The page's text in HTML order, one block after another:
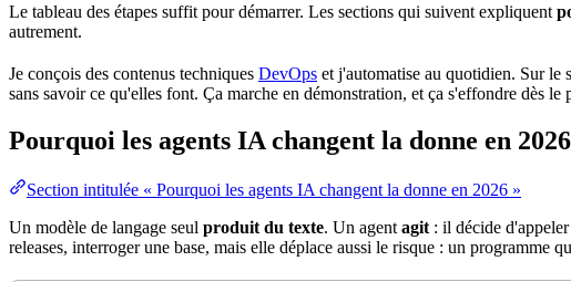
Le tableau des étapes suffit pour démarrer. Les sections qui suivent expliquent
autrement.
Je conçois des contenus techniques DevOps et j'automatise au quotidien. Sur le
sans savoir ce qu'elles font. Ça marche en démonstration, et ça s'effondre dès
Pourquoi les agents IA changent la donne en 2026
Section intitulée « Pourquoi les agents IA changent la donne en 2026 »
Un modèle de langage seul produit du texte. Un agent agit : il décide
releases, interroger une base, mais elle déplace aussi le risque : un programme